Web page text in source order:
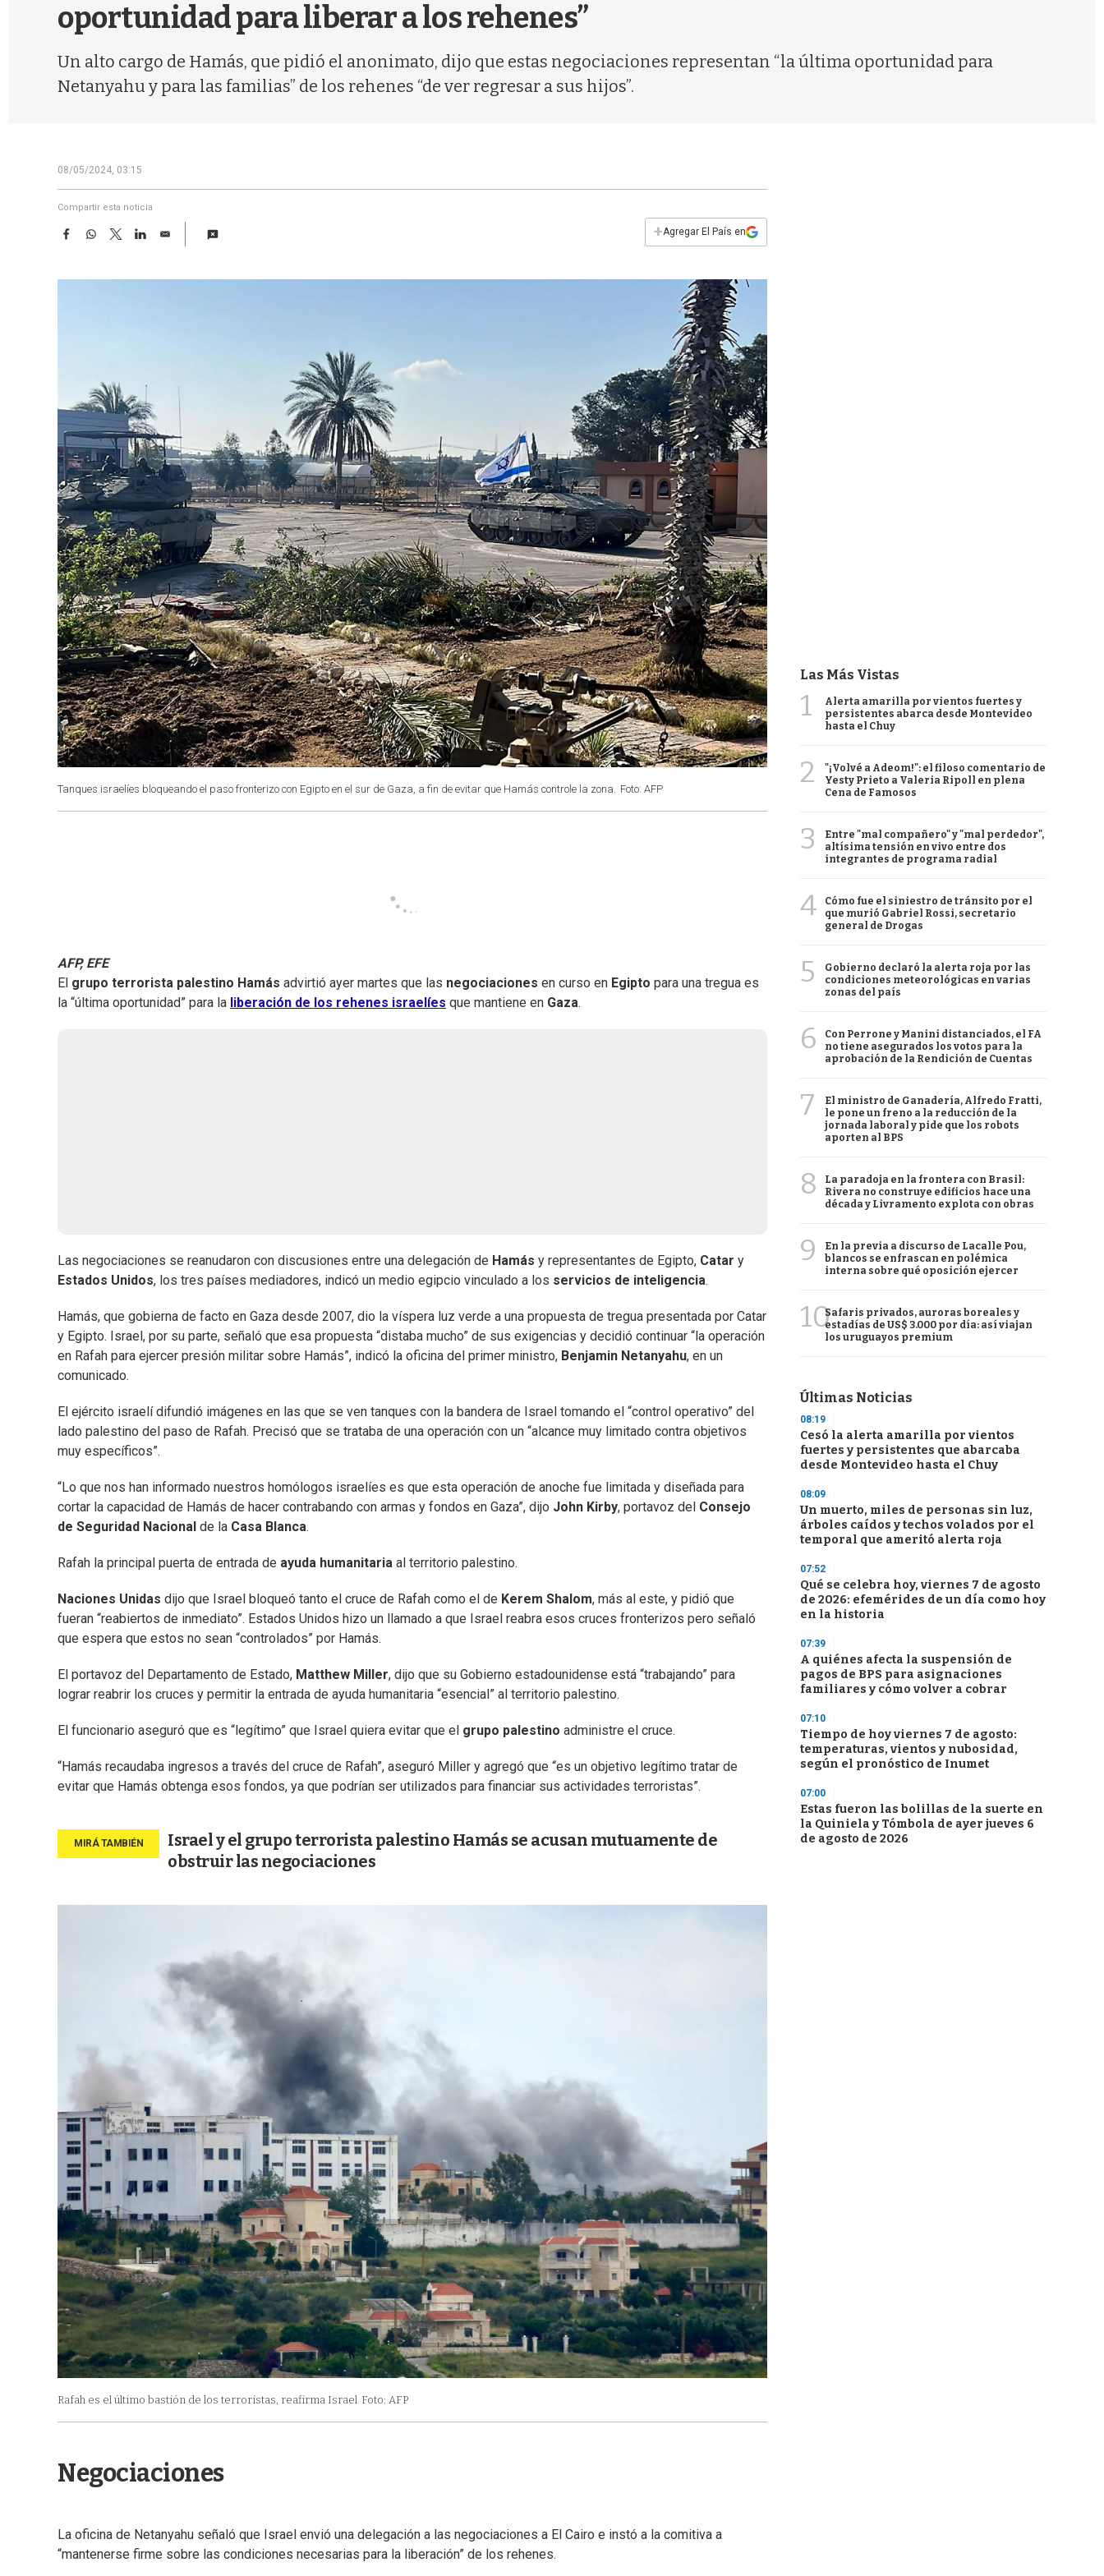
oportunidad para liberar a los rehenes”
Un alto cargo de Hamás, que pidió el anonimato, dijo que estas negociaciones representan “la última oportunidad para
Netanyahu y para las familias” de los rehenes “de ver regresar a sus hijos”.
08/05/2024, 03:15
Compartir esta noticia
F
e
W
t
T
w
t
L
k
E
i
+Agregar El País en
Tanques israelíes bloqueando el paso fronterizo con Egipto en el sur de Gaza, a fin de evitar que Hamás controle la zona. Foto: AFP
AFP, EFE
El grupo terrorista palestino Hamás advirtió ayer martes que las negociaciones en curso en Egipto para una tregua es
la “última oportunidad” para la liberación de los rehenes israelíes que mantiene en Gaza.
Las negociaciones se reanudaron con discusiones entre una delegación de Hamás y representantes de Egipto, Catar y
Estados Unidos, los tres países mediadores, indicó un medio egipcio vinculado a los servicios de inteligencia.
Hamás, que gobierna de facto en Gaza desde 2007, dio la víspera luz verde a una propuesta de tregua presentada por Catar
y Egipto. Israel, por su parte, señaló que esa propuesta “distaba mucho” de sus exigencias y decidió continuar “la operación
en Rafah para ejercer presión militar sobre Hamás”, indicó la oficina del primer ministro, Benjamin Netanyahu, en un
comunicado.
El ejército israelí difundió imágenes en las que se ven tanques con la bandera de Israel tomando el “control operativo” del
lado palestino del paso de Rafah. Precisó que se trataba de una operación con un “alcance muy limitado contra objetivos
muy específicos”.
“Lo que nos han informado nuestros homólogos israelíes es que esta operación de anoche fue limitada y diseñada para
cortar la capacidad de Hamás de hacer contrabando con armas y fondos en Gaza”, dijo John Kirby, portavoz del Consejo
de Seguridad Nacional de la Casa Blanca.
Rafah la principal puerta de entrada de ayuda humanitaria al territorio palestino.
Naciones Unidas dijo que Israel bloqueó tanto el cruce de Rafah como el de Kerem Shalom, más al este, y pidió que
fueran “reabiertos de inmediato”. Estados Unidos hizo un llamado a que Israel reabra esos cruces fronterizos pero señaló
que espera que estos no sean “controlados” por Hamás.
El portavoz del Departamento de Estado, Matthew Miller, dijo que su Gobierno estadounidense está “trabajando” para
lograr reabrir los cruces y permitir la entrada de ayuda humanitaria “esencial” al territorio palestino.
El funcionario aseguró que es “legítimo” que Israel quiera evitar que el grupo palestino administre el cruce.
“Hamás recaudaba ingresos a través del cruce de Rafah”, aseguró Miller y agregó que “es un objetivo legítimo tratar de
evitar que Hamás obtenga esos fondos, ya que podrían ser utilizados para financiar sus actividades terroristas”.
Israel y el grupo terrorista palestino Hamás se acusan mutuamente de
obstruir las negociaciones
Rafah es el último bastión de los terroristas, reafirma Israel Foto: AFP
Negociaciones
La oficina de Netanyahu señaló que Israel envió una delegación a las negociaciones a El Cairo e instó a la comitiva a
“mantenerse firme sobre las condiciones necesarias para la liberación” de los rehenes.
Las Más Vistas
1
Alerta amarilla por vientos fuertes y
persistentes abarca desde Montevideo
hasta el Chuy
2
"¡Volvé a Adeom!": el filoso comentario de
Yesty Prieto a Valeria Ripoll en plena
Cena de Famosos
3
Entre "mal compañero" y "mal perdedor",
altísima tensión en vivo entre dos
integrantes de programa radial
4
Cómo fue el siniestro de tránsito por el
que murió Gabriel Rossi, secretario
general de Drogas
5
Gobierno declaró la alerta roja por las
condiciones meteorológicas en varias
zonas del país
6
Con Perrone y Manini distanciados, el FA
no tiene asegurados los votos para la
aprobación de la Rendición de Cuentas
7
El ministro de Ganadería, Alfredo Fratti,
le pone un freno a la reducción de la
jornada laboral y pide que los robots
aporten al BPS
8
La paradoja en la frontera con Brasil:
Rivera no construye edificios hace una
década y Livramento explota con obras
9
En la previa a discurso de Lacalle Pou,
blancos se enfrascan en polémica
interna sobre qué oposición ejercer
10Safaris privados, auroras boreales y
estadías de US$ 3.000 por día: así viajan
los uruguayos premium
Últimas Noticias
08:19
Cesó la alerta amarilla por vientos
fuertes y persistentes que abarcaba
desde Montevideo hasta el Chuy
08:09
Un muerto, miles de personas sin luz,
árboles caídos y techos volados por el
temporal que ameritó alerta roja
07:52
Qué se celebra hoy, viernes 7 de agosto
de 2026: efemérides de un día como hoy
en la historia
07:39
A quiénes afecta la suspensión de
pagos de BPS para asignaciones
familiares y cómo volver a cobrar
07:10
Tiempo de hoy viernes 7 de agosto:
temperaturas, vientos y nubosidad,
según el pronóstico de Inumet
07:00
Estas fueron las bolillas de la suerte en
la Quiniela y Tómbola de ayer jueves 6
de agosto de 2026